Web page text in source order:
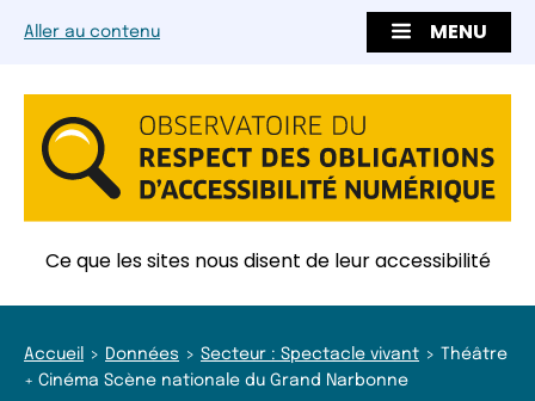
Aller au contenu MENU
Ce que les sites nous disent de leur accessibilité
Accueil Données Secteur : Spectacle vivant
Théâtre
+ Cinéma Scène nationale du Grand Narbonne